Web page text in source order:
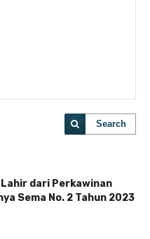
Search
dari Perkawinan
Sema No. 2 Tahun 2023